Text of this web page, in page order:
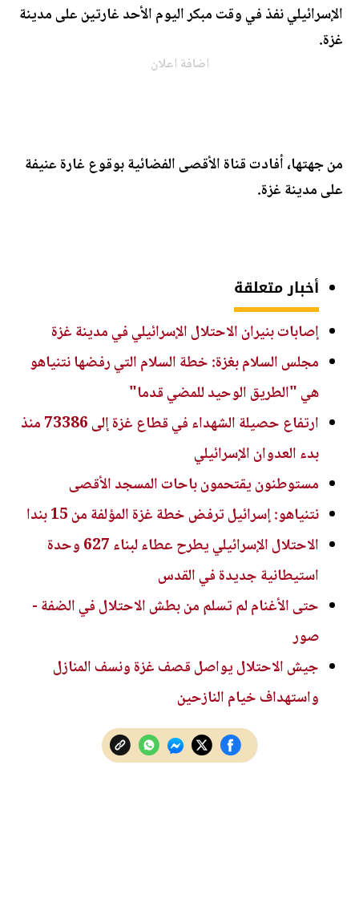
الإسرائيلي نفذ في وقت مبكر اليوم الأحد غارتين على مدينة
غزة.
اضافة اعلان
من جهتها، أفادت قناة الأقصى الفضائية بوقوع غارة عنيفة
على مدينة غزة.
أخبار متعلقة
إصابات بنيران الاحتلال الإسرائيلي في مدينة غزة
مجلس السلام بغزة: خطة السلام التي رفضها نتنياهو
هي "الطريق الوحيد للمضي قدما"
ارتفاع حصيلة الشهداء في قطاع غزة إلى 73386 منذ
بدء العدوان الإسرائيلي
مستوطنون يقتحمون باحات المسجد الأقصى
نتنياهو: إسرائيل ترفض خطة غزة المؤلفة من 15 بندا
الاحتلال الإسرائيلي يطرح عطاء لبناء 627 وحدة
استيطانية جديدة في القدس
حتى الأغنام لم تسلم من بطش الاحتلال في الضفة -
صور
جيش الاحتلال يواصل قصف غزة ونسف المنازل
واستهداف خيام النازحين